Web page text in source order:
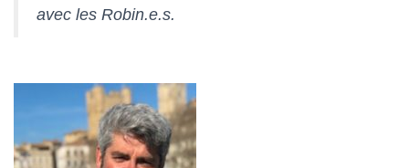
avec les Robin.e.s.